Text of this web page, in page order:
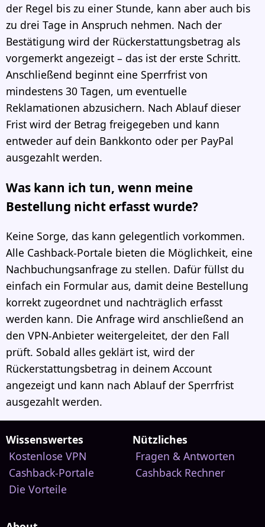
der Regel bis zu einer Stunde, kann aber auch bis
zu drei Tage in Anspruch nehmen. Nach der
Bestätigung wird der Rückerstattungsbetrag als
vorgemerkt angezeigt – das ist der erste Schritt.
Anschließend beginnt eine Sperrfrist von
mindestens 30 Tagen, um eventuelle
Reklamationen abzusichern. Nach Ablauf dieser
Frist wird der Betrag freigegeben und kann
entweder auf dein Bankkonto oder per PayPal
ausgezahlt werden.
Was kann ich tun, wenn meine
Bestellung nicht erfasst wurde?
Keine Sorge, das kann gelegentlich vorkommen.
Alle Cashback-Portale bieten die Möglichkeit, eine
Nachbuchungsanfrage zu stellen. Dafür füllst du
einfach ein Formular aus, damit deine Bestellung
korrekt zugeordnet und nachträglich erfasst
werden kann. Die Anfrage wird anschließend an
den VPN-Anbieter weitergeleitet, der den Fall
prüft. Sobald alles geklärt ist, wird der
Rückerstattungsbetrag in deinem Account
angezeigt und kann nach Ablauf der Sperrfrist
ausgezahlt werden.
Wissenswertes
Kostenlose VPN
Cashback-Portale
Die Vorteile
Nützliches
Fragen & Antworten
Cashback Rechner